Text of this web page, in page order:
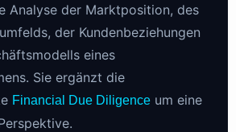
Analyse der Marktposition, des
der Kundenbeziehungen
eines
Sie ergänzt die
Financial Due Diligence um eine